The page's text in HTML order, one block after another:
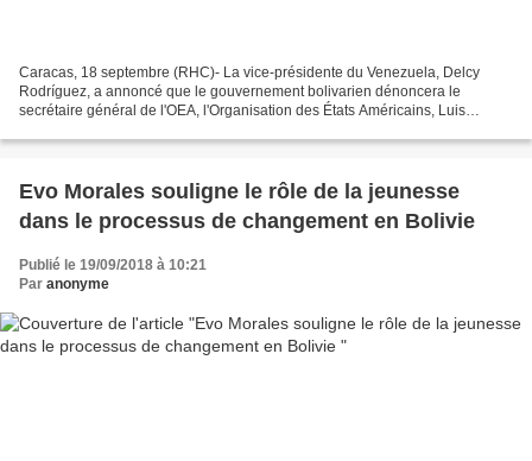
Caracas, 18 septembre (RHC)- La vice-présidente du Venezuela, Delcy
Rodríguez, a annoncé que le gouvernement bolivarien dénoncera le
secrétaire général de l'OEA, l'Organisation des États Américains, Luis
Evo Morales souligne le rôle de la jeunesse
dans le processus de changement en Bolivie
Publié le 19/09/2018 à 10:21
Par anonyme